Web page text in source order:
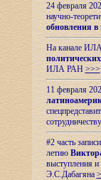
24 февраля
научно-
обновления в
На канале
ИЛА РАН >>>
11 февраля
#2 часть
летию
выступления
Э.С.Дабагяна